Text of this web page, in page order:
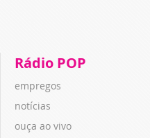
Rádio POP
empregos
notícias
ouça ao vivo